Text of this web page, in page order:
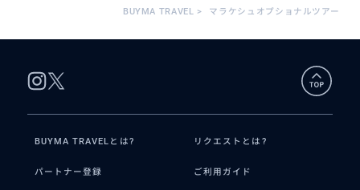
BUYMA TRAVEL > マラケシュオプショナルツアー
BUYMA TRAVELとは? リクエストとは?
パートナー登録 ご利用ガイド